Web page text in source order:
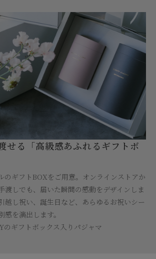
せる「高級感あふれるギフトボ
のギフトBOXをご用意。オンラインストアか
渡しでも、届いた瞬間の感動をデザインしま
越し祝い、誕生日など、あらゆるお祝いシー
感を演出します。
のギフトボックス入りパジャマ